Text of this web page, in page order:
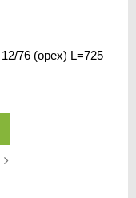
76 (орех) L=725